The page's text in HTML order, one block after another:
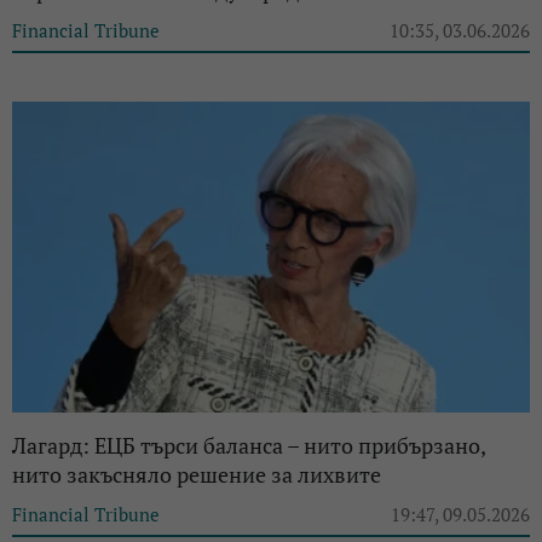
Financial Tribune 10:35, 03.06.2026
Лагард: ЕЦБ търси баланса – нито прибързано,
нито закъсняло решение за лихвите
Financial Tribune 19:47, 09.05.2026